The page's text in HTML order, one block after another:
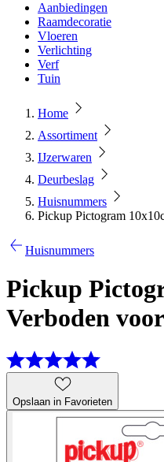
Aanbiedingen
Raamdecoratie
Vloeren
Verlichting
Verf
Tuin
Home
Assortiment
IJzerwaren
Deurbeslag
Huisnummers
Pickup Pictogram
Huisnummers
Pickup
Verboden
Opslaan in Favorieten